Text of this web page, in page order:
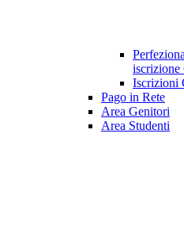
iscrizione
Iscrizioni
Pago in Rete
Area Genitori
Area Studenti